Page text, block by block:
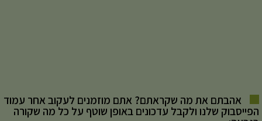
אהבתם את מה שקראתם? אתם מוזמנים לעקוב אחר עמוד
הפייסבוק שלנו ולקבל עדכונים באופן שוטף על כל מה שקורה